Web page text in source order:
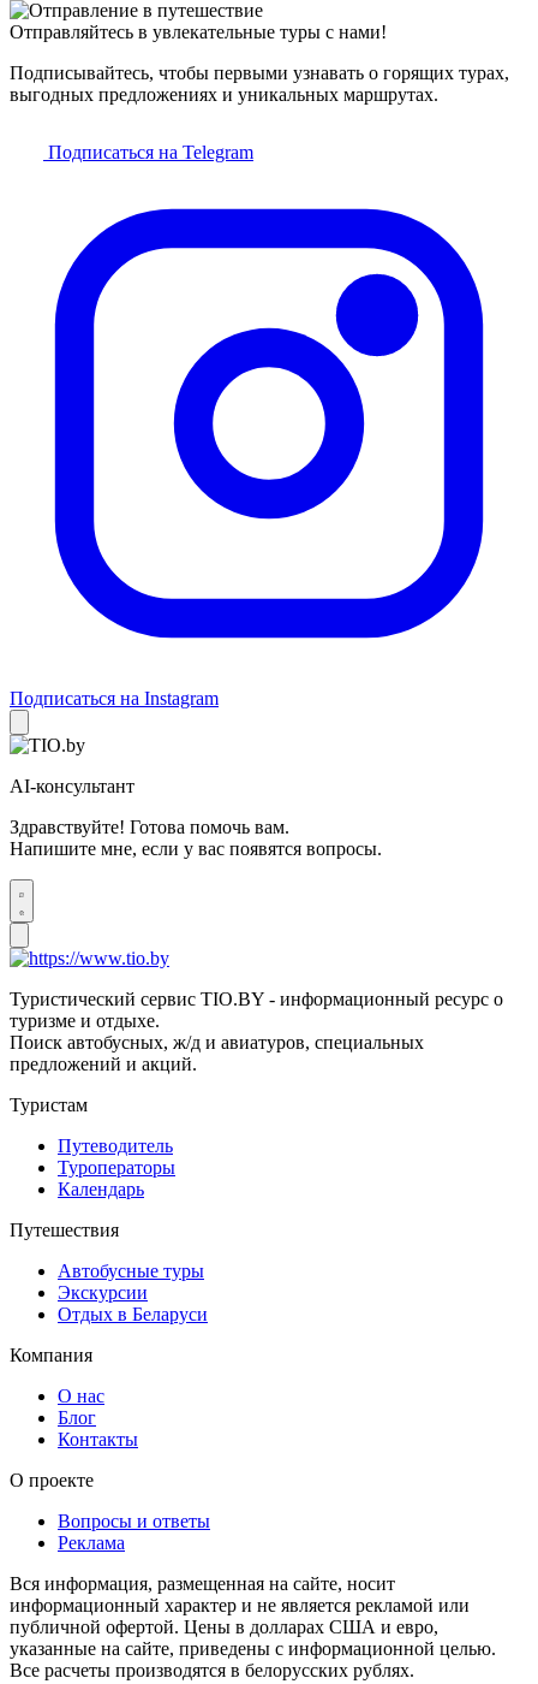
Отправляйтесь в увлекательные туры с нами!
Подписывайтесь, чтобы первыми узнавать о горящих турах,
выгодных предложениях и уникальных маршрутах.
Подписаться на Telegram
Подписаться на Instagram
AI-консультант
Здравствуйте! Готова помочь вам.
Напишите мне, если у вас появятся вопросы.
Туристический сервис TIO.BY - информационный ресурс о
туризме и отдыхе.
Поиск автобусных, ж/д и авиатуров, специальных
предложений и акций.
Туристам
Путеводитель
Туроператоры
Календарь
Путешествия
Автобусные туры
Экскурсии
Отдых в Беларуси
Компания
О нас
Блог
Контакты
О проекте
Вопросы и ответы
Реклама
Вся информация, размещенная на сайте, носит
информационный характер и не является рекламой или
публичной офертой. Цены в долларах США и евро,
указанные на сайте, приведены с информационной целью.
Все расчеты производятся в белорусских рублях.